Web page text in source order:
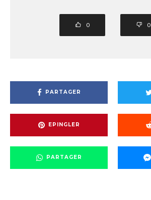
0 0
PARTAGER
EPINGLER
PARTAGER